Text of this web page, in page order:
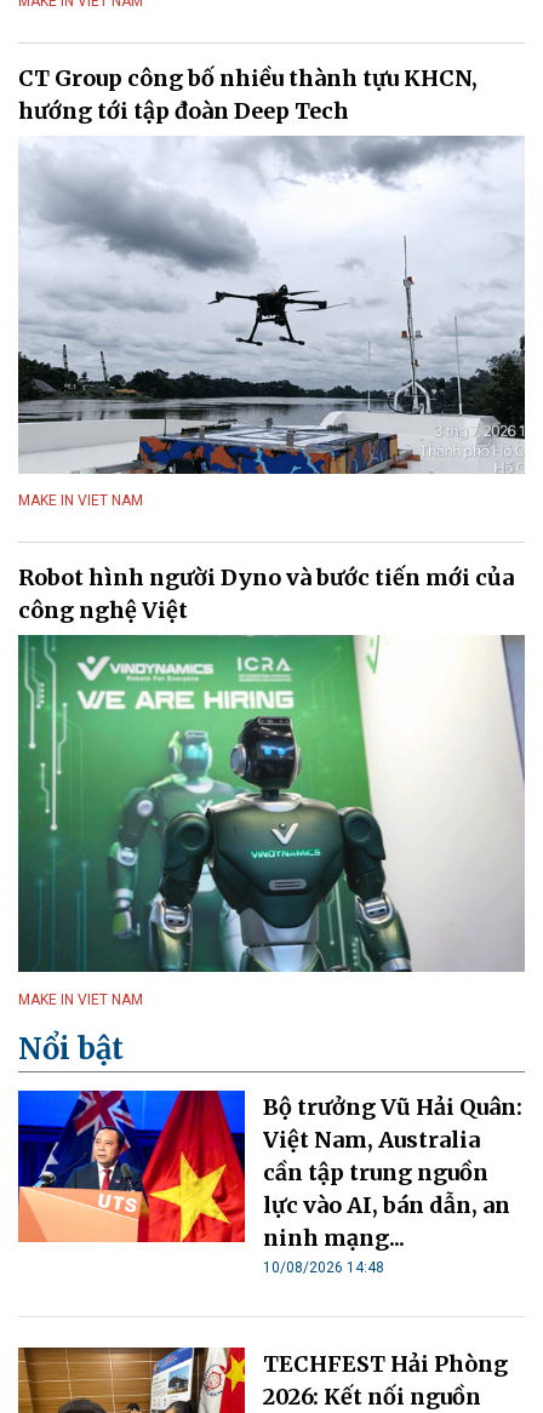
CT Group công bố nhiều thành tựu KHCN,
hướng tới tập đoàn Deep Tech
MAKE IN VIET NAM
Robot hình người Dyno và bước tiến mới của
công nghệ Việt
MAKE IN VIET NAM
Nổi bật
Bộ trưởng Vũ Hải Quân:
Việt Nam, Australia
cần tập trung nguồn
lực vào AI, bán dẫn, an
ninh mạng...
10/08/2026 14:48
TECHFEST Hải Phòng
2026: Kết nối nguồn